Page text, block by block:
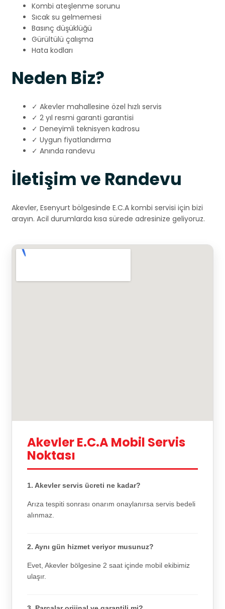
Kombi ateşlenme sorunu
Sıcak su gelmemesi
Basınç düşüklüğü
Gürültülü çalışma
Hata kodları
Neden Biz?
✓ Akevler mahallesine özel hızlı servis
✓ 2 yıl resmi garanti garantisi
✓ Deneyimli teknisyen kadrosu
✓ Uygun fiyatlandırma
✓ Anında randevu
İletişim ve Randevu
Akevler, Esenyurt bölgesinde E.C.A kombi servisi için bizi
arayın. Acil durumlarda kısa sürede adresinize geliyoruz.
Akevler E.C.A Mobil Servis
Noktası
1. Akevler servis ücreti ne kadar?
Arıza tespiti sonrası onarım onaylanırsa servis bedeli
alınmaz.
2. Aynı gün hizmet veriyor musunuz?
Evet, Akevler bölgesine 2 saat içinde mobil ekibimiz
ulaşır.